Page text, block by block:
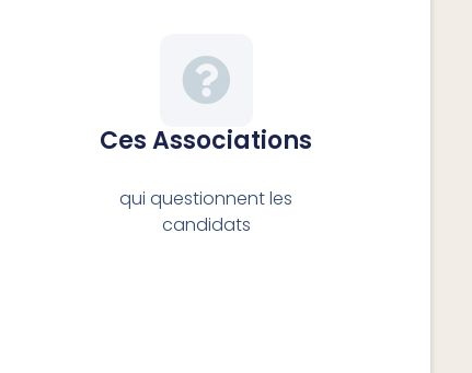
Ces Associations
qui questionnent les
candidats